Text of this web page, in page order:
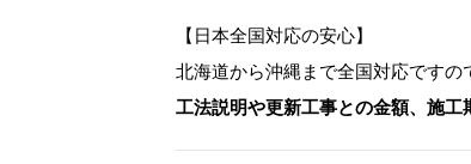
【日本全国対応の安心】
北海道から沖縄まで全国対応ですの
工法説明や更新工事との金額、施